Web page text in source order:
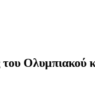
Ολυμπιακού